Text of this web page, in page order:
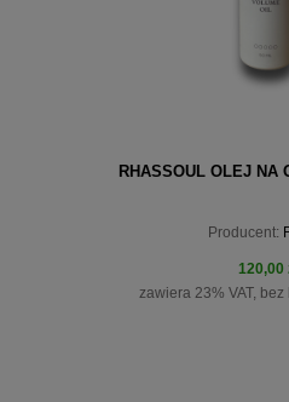
RHASSOUL OLEJ NA
Producent:
120,00
zawiera 23% VAT,